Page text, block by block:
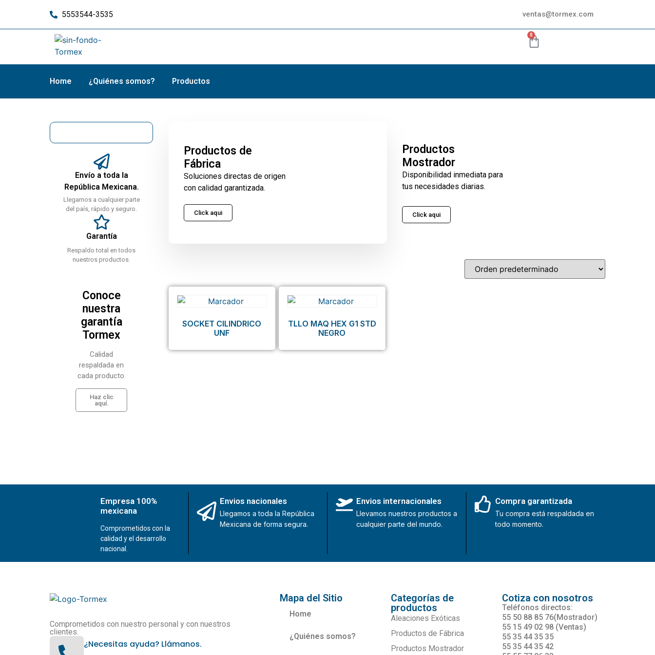
5553544-3535 ventas@tormex.com
0
Home ¿Quiénes somos? Productos
Envío a toda la
República Mexicana.
Llegamos a cualquier parte
del país, rápido y seguro.
Garantía
Respaldo total en todos
nuestros productos.
Conoce
nuestra
garantía
Tormex
Calidad
respaldada en
cada producto.
Haz clic
aquí.
Productos de
Fábrica
Soluciones directas de origen
con calidad garantizada.
Click aqui
Productos
Mostrador
Disponibilidad inmediata para
tus necesidades diarias.
Click aqui
SOCKET CILINDRICO
UNF
TLLO MAQ HEX G1 STD
NEGRO
Empresa 100%
mexicana
Comprometidos con la
calidad y el desarrollo
nacional.
Envios nacionales
Llegamos a toda la República
Mexicana de forma segura.
Envios internacionales
Llevamos nuestros productos a
cualquier parte del mundo.
Compra garantizada
Tu compra está respaldada en
todo momento.
Comprometidos con nuestro personal y con nuestros
clientes.
¿Necesitas ayuda? Llámanos.
Mapa del Sitio
Home
¿Quiénes somos?
Categorías de
productos
Aleaciones Exóticas
Productos de Fábrica
Productos Mostrador
Cotiza con nosotros
Teléfonos directos:
55 50 88 85 76(Mostrador)
55 15 49 02 98 (Ventas)
55 35 44 35 35
55 35 44 35 42